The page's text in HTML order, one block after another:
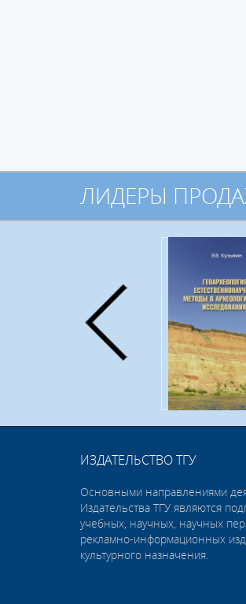
ЛИДЕРЫ
ИЗДАТЕЛЬСТВО ТГУ
Основными направлениями
Издательства ТГУ являются
учебных, научных, научных
рекламно-информационных
культурного назначения.